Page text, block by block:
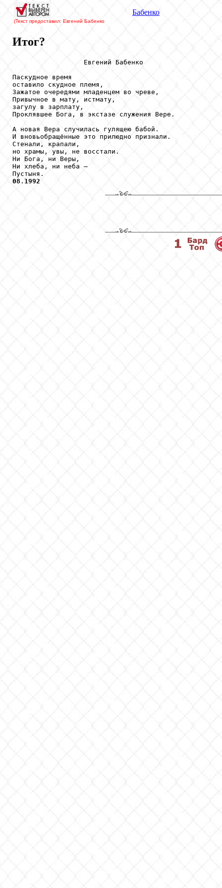
(Текст предоставил: Евгений Бабенко
Бабенко
Итог?
                  Евгений Бабенко
Паскудное время
оставило скудное племя,
Зажатое очередями младенцем во чреве,
Привычное в мату, истмату,
загулу в зарплату,
Проклявшее Бога, в экстазе служения Вере.
А новая Вера случилась гулящею бабой.
И вновьобращённые это прилюдно признали.
Стенали, крапали,
но храмы, увы, не восстали.
Ни Бога, ни Веры,
Ни хлеба, ни неба –
08 . 1992